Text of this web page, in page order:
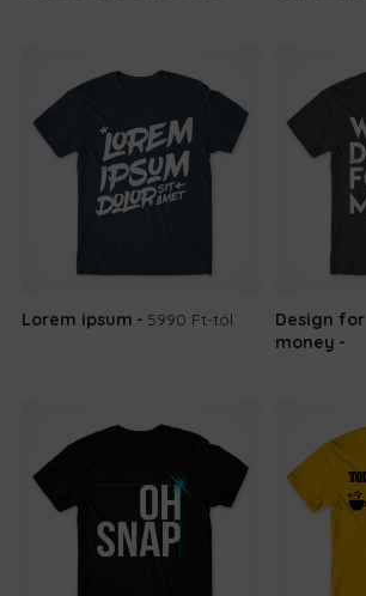
Lorem ipsum 5990 Ft-tól
Design for
money